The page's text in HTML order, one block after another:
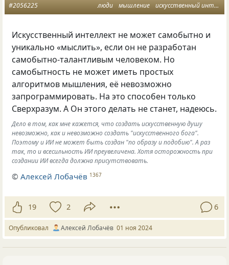
люди мышление искусственный интеллект
#2056225
Искусственный интеллект не может самобытно и
уникально «мыслить», если он не разработан
самобытно-талантливым человеком. Но
самобытность не может иметь простых
алгоритмов мышления, её невозможно
запрограммировать. На это способен только
Сверхразум. А Он этого делать не станет, надеюсь.
Дело в том, как мне кажется, что создать искусственную душу
невозможно, как и невозможно создать "искусственного бога".
Поэтому и ИИ не может быть создан "по образу и подобию". А раз
так, то и всесильность ИИ преувеличена. Хотя осторожность при
создании ИИ всегда должна присутствовать.
©Алексей Лобачёв 1367
19 2 6
Опубликовал Алексей Лобачёв 01 ноя 2024